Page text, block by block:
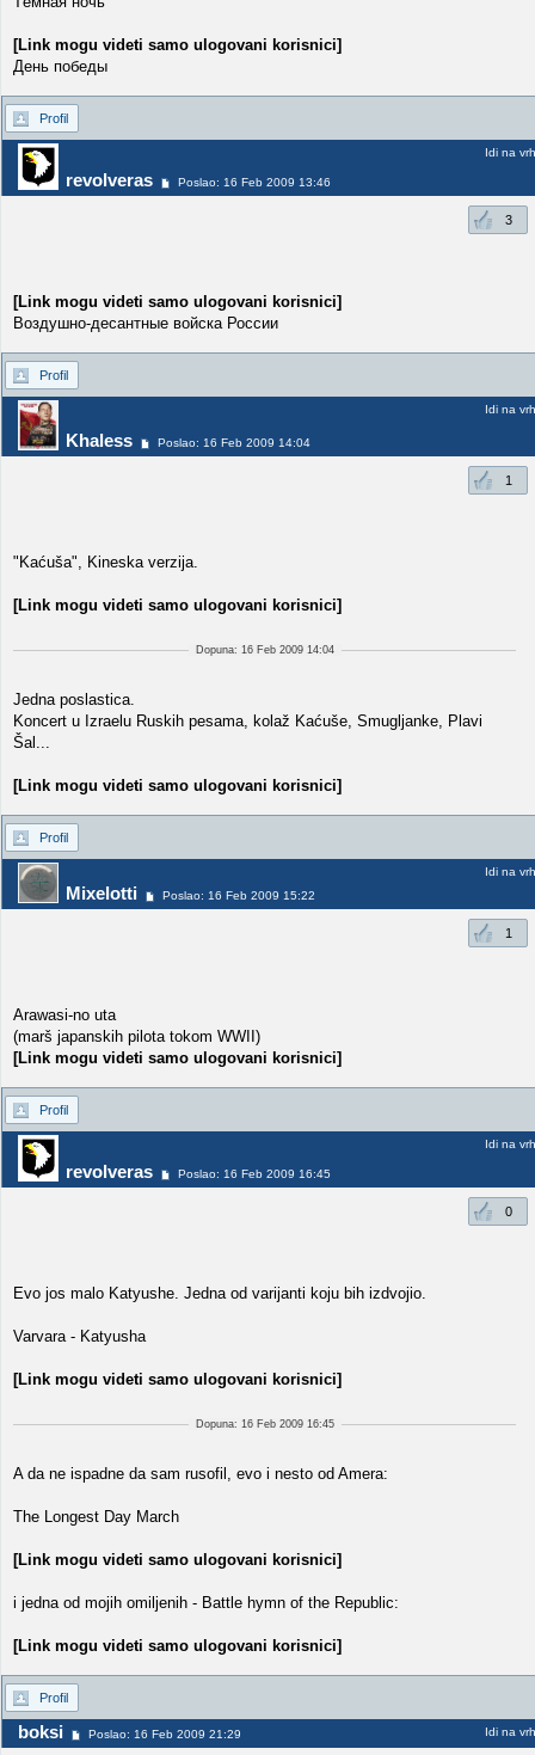
[Link mogu videti samo ulogovani korisnici]
День победы
Profil
revolveras Poslao: 16 Feb 2009 13:46
Idi na vrh
3
[Link mogu videti samo ulogovani korisnici]
Воздушно-десантные войска России
Profil
Khaless Poslao: 16 Feb 2009 14:04
Idi na vrh
1
"Kaćuša", Kineska verzija.
[Link mogu videti samo ulogovani korisnici]
Dopuna: 16 Feb 2009 14:04
Jedna poslastica.
Koncert u Izraelu Ruskih pesama, kolaž Kaćuše, Smugljanke, Plavi
Šal...
[Link mogu videti samo ulogovani korisnici]
Profil
Mixelotti Poslao: 16 Feb 2009 15:22
Idi na vrh
1
Arawasi-no uta
(marš japanskih pilota tokom WWII)
[Link mogu videti samo ulogovani korisnici]
Profil
revolveras Poslao: 16 Feb 2009 16:45
Idi na vrh
0
Evo jos malo Katyushe. Jedna od varijanti koju bih izdvojio.
Varvara - Katyusha
[Link mogu videti samo ulogovani korisnici]
Dopuna: 16 Feb 2009 16:45
A da ne ispadne da sam rusofil, evo i nesto od Amera:
The Longest Day March
[Link mogu videti samo ulogovani korisnici]
i jedna od mojih omiljenih - Battle hymn of the Republic:
[Link mogu videti samo ulogovani korisnici]
Profil
boksi Poslao: 16 Feb 2009 21:29 Idi na vrh